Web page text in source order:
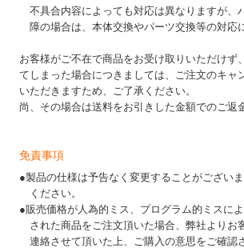
不具合内容によっても対応は異なりますが、
障の場合は、本体交換やパーツ交換等の対応
お客様がご不在で商品をお受け取りいただけず
てしまった場合につきましては、ご注文のキャ
いただきますため、ご了承ください。
尚、その場合は送料をお引きした金額でのご返
免責事項
●製品の仕様は予告なく変更することがござい
ください。
●販売価格が人為的ミス、プログラム的ミスに
された商品をご注文頂いた場合、弊社よりお
連絡させて頂いた上、ご購入の意思をご確認